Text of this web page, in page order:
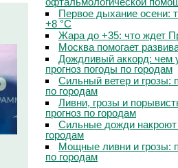
Первое дыхание осени:
+8 °C
Жара до +35: что ждет
Москва помогает
Дождливый аккорд: чем
прогноз погоды по городам
Сильный ветер и грозы:
по городам
Ливни, грозы и
прогноз по городам
Сильные дожди
городам
Мощные ливни и грозы:
по городам